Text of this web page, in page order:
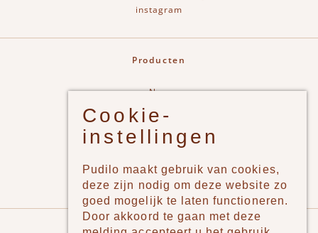
instagram
Producten
New
Jongens
Meisjes
Merken
Pudilo
Cookie-
instellingen
Pudilo maakt gebruik van cookies,
deze zijn nodig om deze website zo
goed mogelijk te laten functioneren.
Door akkoord te gaan met deze